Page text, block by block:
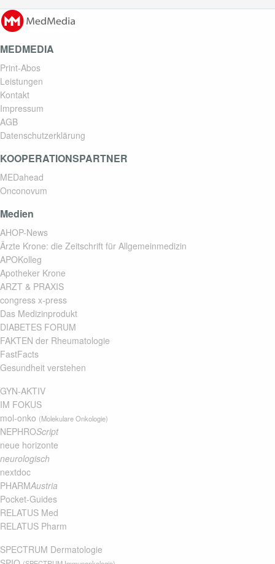
MEDMEDIA
Print-Abos
Leistungen
Kontakt
Impressum
AGB
Datenschutzerklärung
KOOPERATIONSPARTNER
MEDahead
Onconovum
Medien
AHOP-News
Ärzte Krone: die Zeitschrift für Allgemeinmedizin
APOKolleg
Apotheker Krone
ARZT & PRAXIS
congress x-press
Das Medizinprodukt
DIABETES FORUM
FAKTEN der Rheumatologie
FastFacts
Gesundheit verstehen
GYN-AKTIV
IM FOKUS
mol-onko (Molekulare Onkologie)
NEPHROScript
neue horizonte
neurologisch
nextdoc
PHARMAustria
Pocket-Guides
RELATUS Med
RELATUS Pharm
SPECTRUM Dermatologie